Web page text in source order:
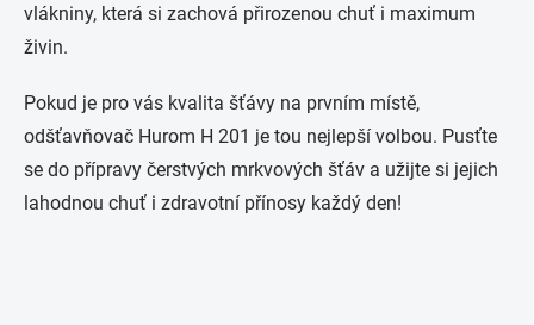
vlákniny, která si zachová přirozenou chuť i maximum
živin.
Pokud je pro vás kvalita šťávy na prvním místě,
odšťavňovač Hurom H 201 je tou nejlepší volbou. Pusťte
se do přípravy čerstvých mrkvových šťáv a užijte si jejich
lahodnou chuť i zdravotní přínosy každý den!